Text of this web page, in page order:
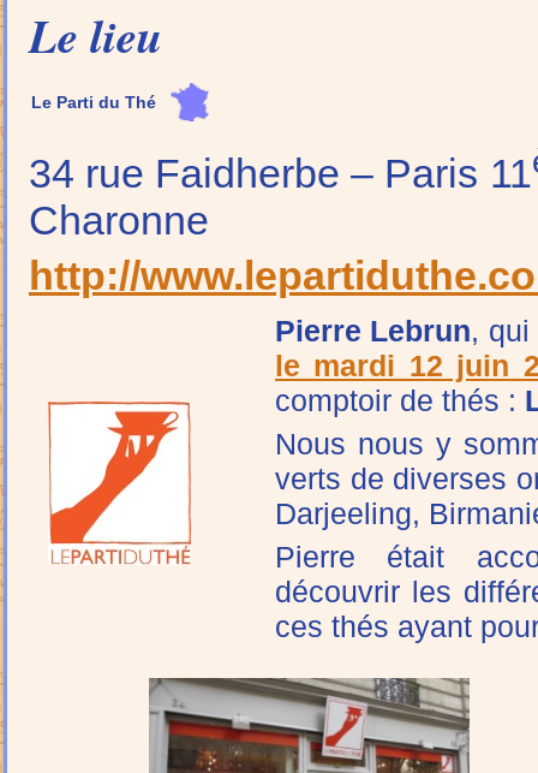
Le lieu
Le Parti du Thé
34 rue Faidherbe – Paris 11
Charonne
http://
Pierre Lebrun, qui
le mardi 12 juin
comptoir de thés :
Nous nous y
verts de diverses
Darjeeling,
Pierre était
découvrir les
ces thés ayant